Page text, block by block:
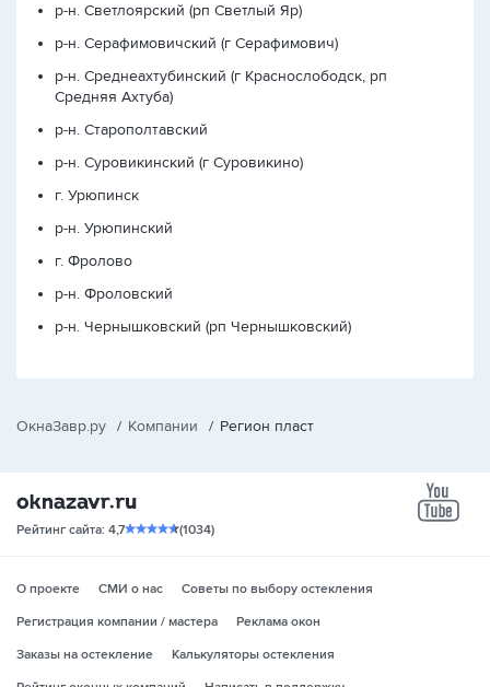
р-н. Светлоярский (рп Светлый Яр)
р-н. Серафимовичский (г Серафимович)
р-н. Среднеахтубинский (г Краснослободск, рп
Средняя Ахтуба)
р-н. Старополтавский
р-н. Суровикинский (г Суровикино)
г. Урюпинск
р-н. Урюпинский
г. Фролово
р-н. Фроловский
р-н. Чернышковский (рп Чернышковский)
ОкнаЗавр.ру / Компании / Регион пласт
Рейтинг сайта: 4,7 (1034)
О проекте СМИ о нас
Советы по выбору остекления
Регистрация компании / мастера
Реклама окон
Заказы на остекление
Калькуляторы остекления